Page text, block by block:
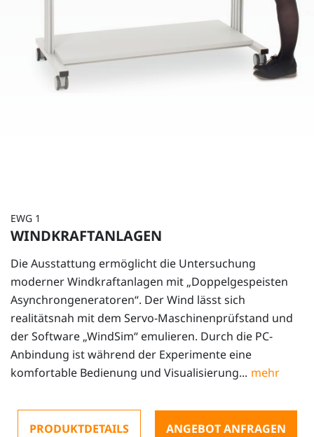
EWG 1
WINDKRAFTANLAGEN
Die Ausstattung ermöglicht die Untersuchung
moderner Windkraftanlagen mit „Doppelgespeisten
Asynchrongeneratoren“. Der Wind lässt sich
realitätsnah mit dem Servo-Maschinenprüfstand und
der Software „WindSim“ emulieren. Durch die PC-
Anbindung ist während der Experimente eine
komfortable Bedienung und Visualisierung...
PRODUKTDETAILS ANGEBOT ANFRAGEN